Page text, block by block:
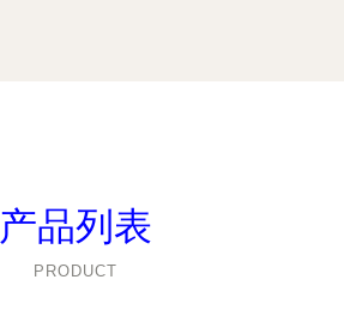
产品列表
PRODUCT